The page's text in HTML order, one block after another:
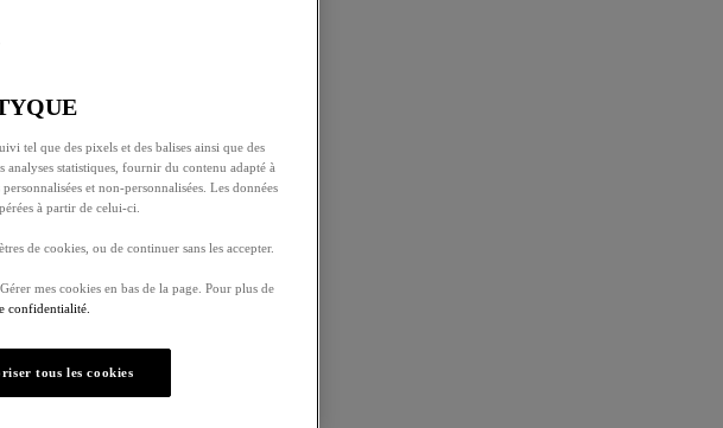
tel que des pixels et des balises ainsi que des
statistiques, fournir du contenu adapté à
et non-personnalisées. Les données
à partir de celui-ci.
de cookies, ou de continuer sans les accepter.
mes cookies en bas de la page. Pour plus de
confidentialité.
tous les cookies